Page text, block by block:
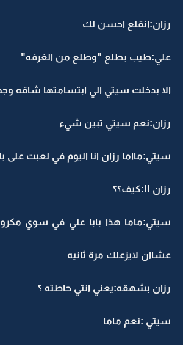
رزان:انقلع احسن لك
علي:طيب بطلع "وطلع من الغرفه"
الا بدخلت سيتي الي ابتسامتها شاقه
رزان:نعم سيتي تبين شيء
سيتي:مااما رزان انا اليوم في لعبت على
رزان !!:كيف؟؟
سيتي:ماما هذا بابا علي في سوي
عشاان لايزعلك مرة ثانيه
رزان بشهقه:يعني انتي حاطته ؟
سيتي :نعم ماما